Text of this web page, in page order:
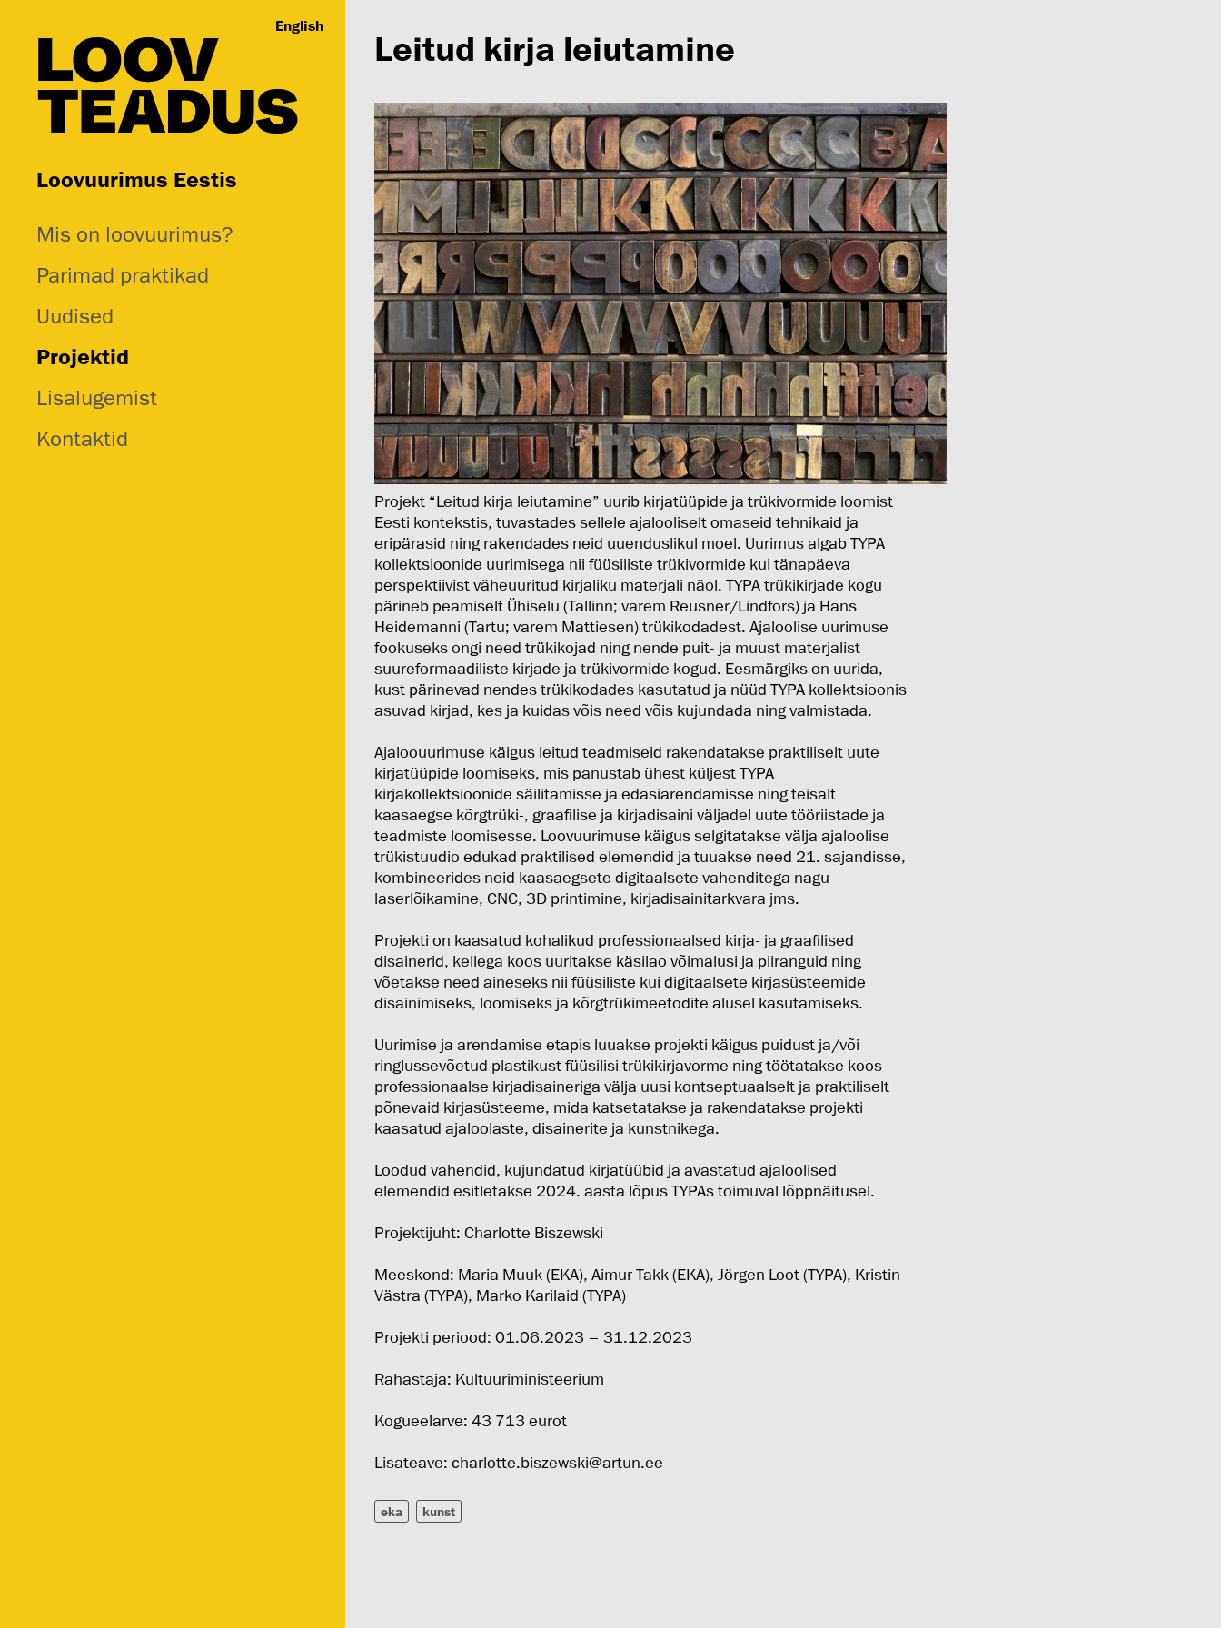
Loovuurimus Eestis
Mis on loovuurimus?
Parimad praktikad
Uudised
Projektid
Lisalugemist
Kontaktid
English
Leitud kirja leiutamine
Projekt “Leitud kirja leiutamine” uurib kirjatüüpide ja trükivormide loomist
Eesti kontekstis, tuvastades sellele ajalooliselt omaseid tehnikaid ja
eripärasid ning rakendades neid uuenduslikul moel. Uurimus algab TYPA
kollektsioonide uurimisega nii füüsiliste trükivormide kui tänapäeva
perspektiivist väheuuritud kirjaliku materjali näol. TYPA trükikirjade kogu
pärineb peamiselt Ühiselu (Tallinn; varem Reusner/Lindfors) ja Hans
Heidemanni (Tartu; varem Mattiesen) trükikodadest. Ajaloolise uurimuse
fookuseks ongi need trükikojad ning nende puit- ja muust materjalist
suureformaadiliste kirjade ja trükivormide kogud. Eesmärgiks on uurida,
kust pärinevad nendes trükikodades kasutatud ja nüüd TYPA kollektsioonis
asuvad kirjad, kes ja kuidas võis need võis kujundada ning valmistada.
Ajaloouurimuse käigus leitud teadmiseid rakendatakse praktiliselt uute
kirjatüüpide loomiseks, mis panustab ühest küljest TYPA
kirjakollektsioonide säilitamisse ja edasiarendamisse ning teisalt
kaasaegse kõrgtrüki-, graafilise ja kirjadisaini väljadel uute tööriistade ja
teadmiste loomisesse. Loovuurimuse käigus selgitatakse välja ajaloolise
trükistuudio edukad praktilised elemendid ja tuuakse need 21. sajandisse,
kombineerides neid kaasaegsete digitaalsete vahenditega nagu
laserlõikamine, CNC, 3D printimine, kirjadisainitarkvara jms.
Projekti on kaasatud kohalikud professionaalsed kirja- ja graafilised
disainerid, kellega koos uuritakse käsilao võimalusi ja piiranguid ning
võetakse need aineseks nii füüsiliste kui digitaalsete kirjasüsteemide
disainimiseks, loomiseks ja kõrgtrükimeetodite alusel kasutamiseks.
Uurimise ja arendamise etapis luuakse projekti käigus puidust ja/või
ringlussevõetud plastikust füüsilisi trükikirjavorme ning töötatakse koos
professionaalse kirjadisaineriga välja uusi kontseptuaalselt ja praktiliselt
põnevaid kirjasüsteeme, mida katsetatakse ja rakendatakse projekti
kaasatud ajaloolaste, disainerite ja kunstnikega.
Loodud vahendid, kujundatud kirjatüübid ja avastatud ajaloolised
elemendid esitletakse 2024. aasta lõpus TYPAs toimuval lõppnäitusel.
Projektijuht: Charlotte Biszewski
Meeskond: Maria Muuk (EKA), Aimur Takk (EKA), Jörgen Loot (TYPA), Kristin
Västra (TYPA), Marko Karilaid (TYPA)
Projekti periood: 01.06.2023 – 31.12.2023
Rahastaja: Kultuuriministeerium
Kogueelarve: 43 713 eurot
Lisateave: charlotte.biszewski@artun.ee
eka kunst